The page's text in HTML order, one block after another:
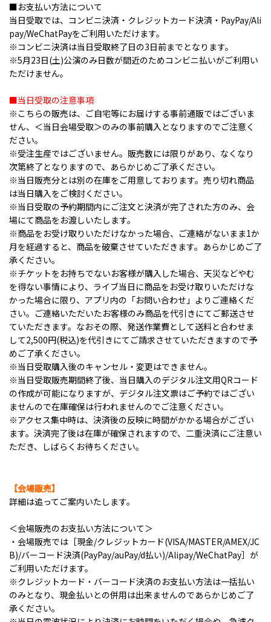
■お支払い方法について
当日受取では、コンビニ決済・クレジットカード決済・PayPay/Ali
pay/WeChatPayをご利用いただけます。
※コンビニ決済は当日受取終了日の3日前までとなります。
※5月23日(土)公演のみ日数が間近のためコンビニ払いがご利用い
ただけません。
■当日受取の注意事項
※こちらの販売は、ご自宅等にお届けする事前通販ではございま
せん、＜当日会場受取＞のみの事前購入となりますのでご注意く
ださい。
※受注生産ではございません。販売数には限りがあり、なくなり
次第終了となりますので、あらかじめご了承ください。
※当日販売分とは別の在庫をご用意しております。売り切れ商品
は当日購入をご検討ください。
※当日受取の予約期間内にご注文と決済が完了された方のみ、会
場にて商品をお渡しいたします。
※商品をお受け取りいただけなかった場合、ご連絡がないまま1か
月を経過すると、商品を破棄させていただきます。あらかじめご了
承ください。
※チケットをお持ちでないお客様が購入した場合、天災などやむ
を得ない事情により、ライブ当日に商品をお受け取りいただけな
かった場合に限り、アプリ内の「お問い合わせ」よりご連絡くだ
さい。ご連絡いただいたお客様のみ商品を代引きにてご郵送させ
ていただきます。なおその際、発送作業費として送料と合わせま
して2,500円(税込)を代引きにてご請求させていただきますので予
めご了承ください。
※当日受取購入後のキャンセル・変更はできません。
※当日受取販売期間終了後、当日購入のデジタル注文用QRコード
の作成が可能になりますが、デジタル注文票はご予約ではござい
ませんので在庫確保は行われませんのでご注意ください。
※アクセス集中時は、決済後の反映に時間がかかる場合がござい
ます。決済完了後は在庫が確保されますので、二重決済にご注意い
ただき、しばらくお待ちください。
【会場販売】
詳細は追ってご案内いたします。
＜会場販売のお支払い方法について＞
・会場販売では［現金/クレジットカード(VISA/MASTER/AMEX/JC
B)/バーコード決済(PayPay/auPay/d払い)/Alipay/WeChatPay］が
ご利用いただけます。
※クレジットカード・バーコード決済のお支払い方法は一括払い
のみとなり、現金払いとの併用は出来ませんのであらかじめご了
承ください。